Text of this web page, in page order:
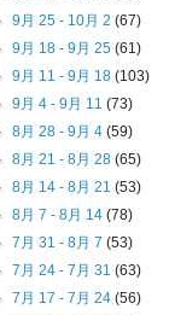
9月 25 - 10月 2(67)
9月 18 - 9月 25(61)
9月 11 - 9月 18(103)
9月 4 - 9月 11(73)
8月 28 - 9月 4(59)
8月 21 - 8月 28(65)
8月 14 - 8月 21(53)
8月 7 - 8月 14(78)
7月 31 - 8月 7(53)
7月 24 - 7月 31(63)
7月 17 - 7月 24(56)